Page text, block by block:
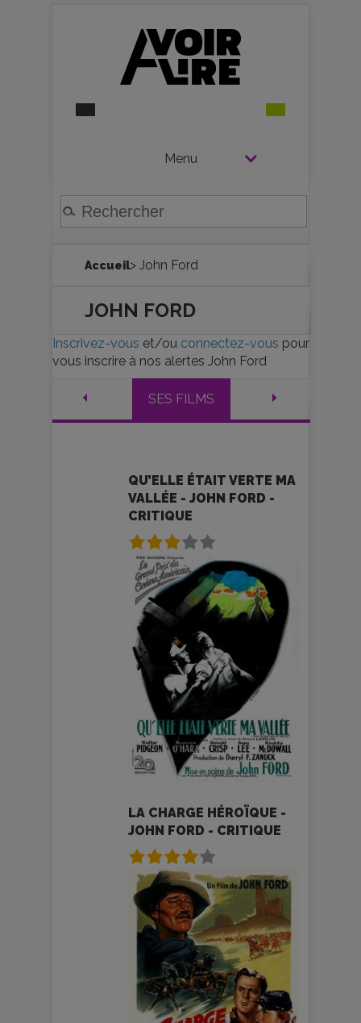
Menu
Accueil> John Ford
JOHN FORD
Inscrivez-vous et/ou connectez-vous pour
vous inscrire à nos alertes John Ford
SES FILMS
QU’ELLE ÉTAIT VERTE MA
VALLÉE - JOHN FORD -
CRITIQUE
LA CHARGE HÉROÏQUE -
JOHN FORD - CRITIQUE